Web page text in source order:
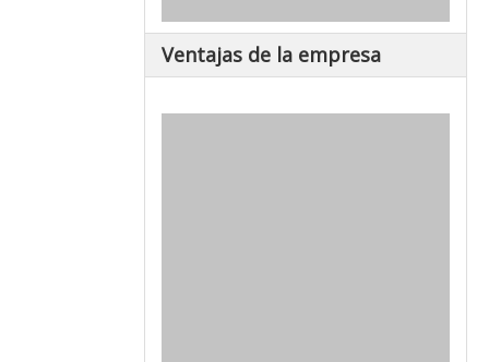
Ventajas de la empresa